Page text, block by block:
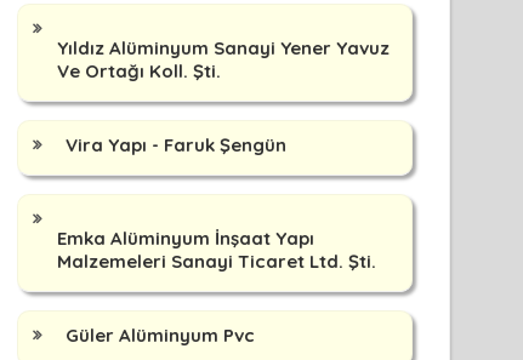
Yıldız Alüminyum Sanayi Yener Yavuz
Ve Ortağı Koll. Şti.
Vira Yapı - Faruk Şengün
Emka Alüminyum İnşaat Yapı
Malzemeleri Sanayi Ticaret Ltd. Şti.
Güler Alüminyum Pvc